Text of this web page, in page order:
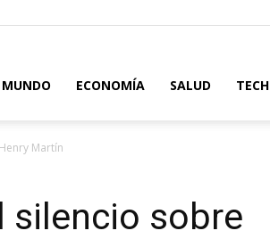
MUNDO ECONOMÍA SALUD TECH
Martín
silencio sobre